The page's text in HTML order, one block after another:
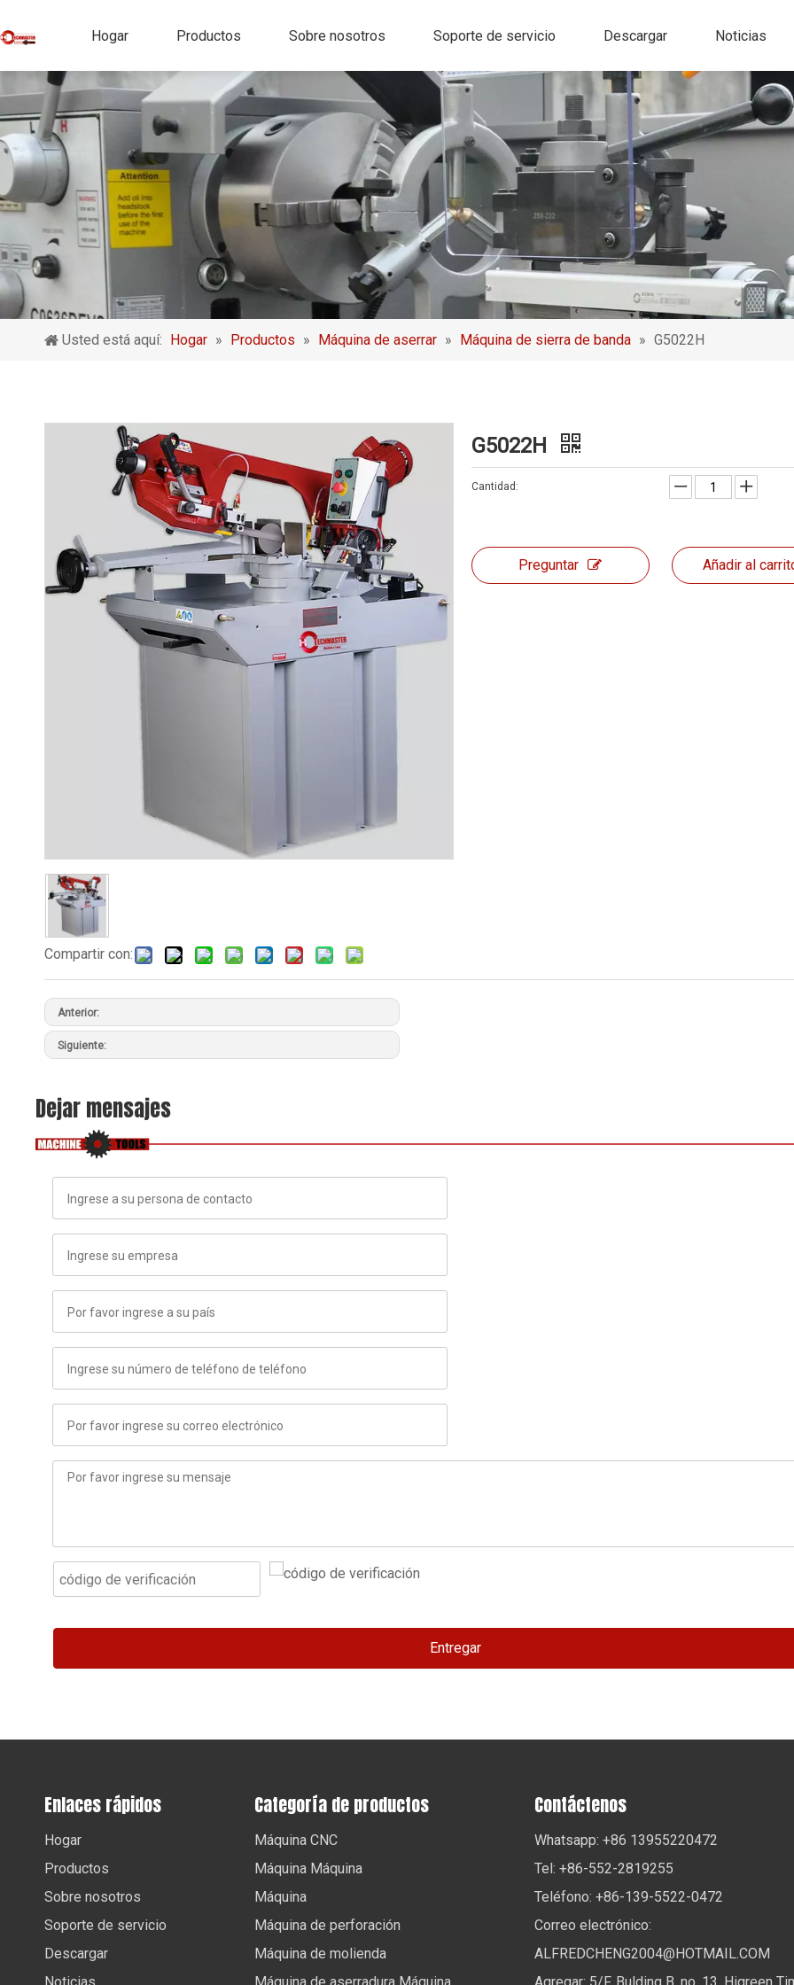
Hogar Productos Sobre nosotros Soporte de servicio Descargar Noticias
Usted está aquí: Hogar » Productos » Máquina de aserrar » Máquina de sierra de banda » G5022H
Compartir con:
G5022H
Cantidad:
Preguntar Añadir al
Anterior:
Siguiente:
Dejar mensajes
Entregar
Enlaces rápidos
Hogar
Productos
Sobre nosotros
Soporte de servicio
Descargar
Categoría de productos
Máquina CNC
Máquina Máquina
Máquina
Máquina de perforación
Máquina de molienda
Contáctenos
Whatsapp: +86 13955220472
Tel: +86-552-2819255
Teléfono: +86-139-5522-0472
Correo electrónico:
ALFREDCHENG2004@HOTMAIL.COM